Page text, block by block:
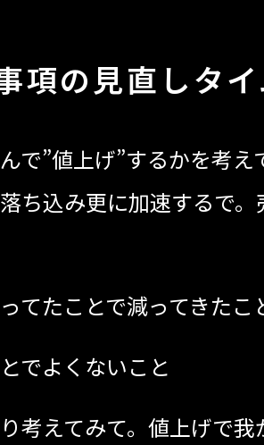
項の見直しタイ
で”値上げ”するかを考
ち込み更に加速するで
てたことで減ってきた
でよくないこと
考えてみて。値上げで